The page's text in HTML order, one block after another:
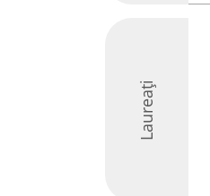
Laureați